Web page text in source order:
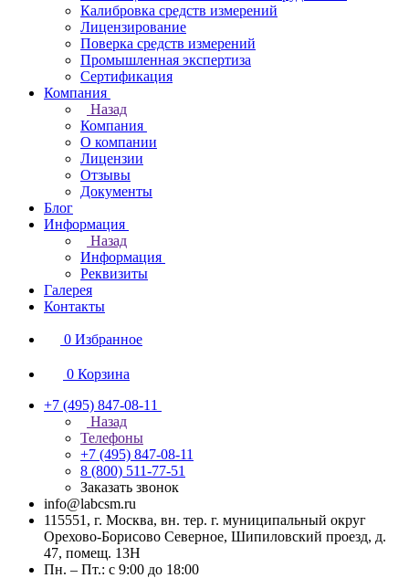
Калибровка средств измерений
Лицензирование
Поверка средств измерений
Промышленная экспертиза
Сертификация
Компания
Назад
Компания
О компании
Лицензии
Отзывы
Документы
Блог
Информация
Назад
Информация
Реквизиты
Галерея
Контакты
0 Избранное
0 Корзина
+7 (495) 847-08-11
Назад
Телефоны
+7 (495) 847-08-11
8 (800) 511-77-51
Заказать звонок
info@labcsm.ru
115551, г. Москва, вн. тер. г. муниципальный округ
Орехово-Борисово Северное, Шипиловский проезд, д.
47, помещ. 13Н
Пн. – Пт.: с 9:00 до 18:00